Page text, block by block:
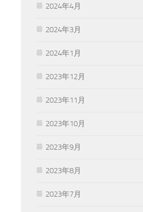
2024年4月
2024年3月
2024年1月
2023年12月
2023年11月
2023年10月
2023年9月
2023年8月
2023年7月